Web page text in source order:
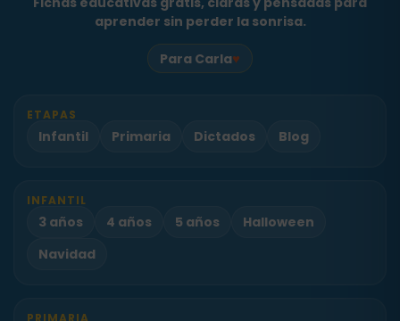
aprender sin perder la sonrisa.
Para Carla♥
ETAPAS
Infantil Primaria Dictados Blog
INFANTIL
3 años 4 años 5 años
Halloween
Navidad